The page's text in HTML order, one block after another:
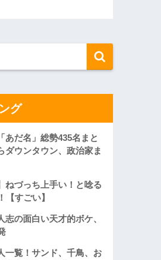
グ
あだ名」総勢435名まと
ダウンタウン、政治家ま
ねづっち上手い！と唸る
【すごい】
志の面白い天才的ボケ、
一覧！サンド、千鳥、お